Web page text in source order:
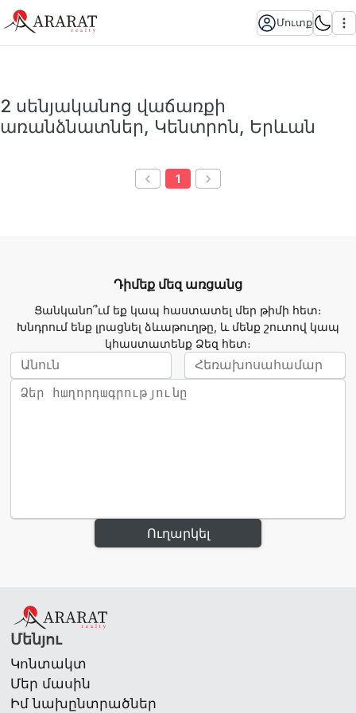
Մուտք
2 սենյականոց վաճառքի
առանձնատներ, Կենտրոն, Երևան
1
Դիմեք մեզ առցանց
Ցանկանո՞ւմ եք կապ հաստատել մեր թիմի հետ։
Խնդրում ենք լրացնել ձևաթուղթը, և մենք շուտով կապ
կհաստատենք Ձեզ հետ։
Ուղարկել
Մենյու
Կոնտակտ
Մեր մասին
Իմ նախընտրածներ